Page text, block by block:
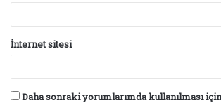
İnternet sitesi
Daha sonraki yorumlarımda kullanılması